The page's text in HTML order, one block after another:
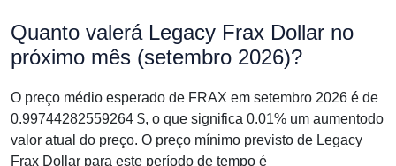
Quanto valerá Legacy Frax Dollar no
próximo mês (setembro 2026)?
O preço médio esperado de FRAX em setembro 2026 é de
0.99744282559264 $, o que significa 0.01% um aumentodo
valor atual do preço. O preço mínimo previsto de Legacy
Frax Dollar para este período de tempo é